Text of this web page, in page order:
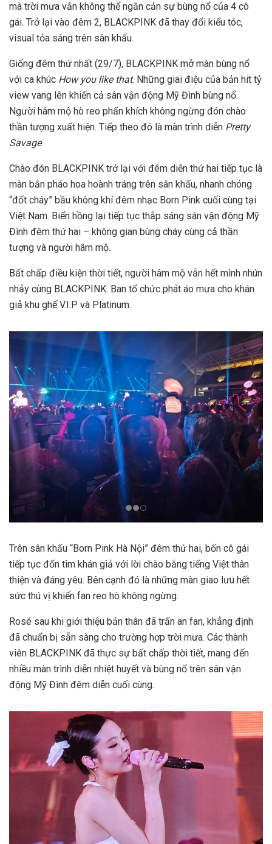
mà trời mưa vẫn không thể ngăn cản sự bùng nổ của 4 cô
gái. Trở lại vào đêm 2, BLACKPINK đã thay đổi kiểu tóc,
visual tỏa sáng trên sân khấu.
Giống đêm thứ nhất (29/7), BLACKPINK mở màn bùng nổ
với ca khúc How you like that. Những giai điệu của bản hit tỷ
view vang lên khiến cả sân vận động Mỹ Đình bùng nổ.
Người hâm mộ hò reo phấn khích không ngừng đón chào
thần tượng xuất hiện. Tiếp theo đó là màn trình diễn Pretty
Savage.
Chào đón BLACKPINK trở lại với đêm diễn thứ hai tiếp tục là
màn bắn pháo hoa hoành tráng trên sân khấu, nhanh chóng
“đốt cháy” bầu không khí đêm nhạc Born Pink cuối cùng tại
Việt Nam. Biển hồng lại tiếp tục thắp sáng sân vận động Mỹ
Đình đêm thứ hai – không gian bùng cháy cùng cả thần
tượng và người hâm mộ.
Bất chấp điều kiện thời tiết, người hâm mộ vẫn hết mình nhún
nhảy cùng BLACKPINK. Ban tổ chức phát áo mưa cho khán
giả khu ghế V.I.P và Platinum.
Trên sân khấu “Born Pink Hà Nội” đêm thứ hai, bốn cô gái
tiếp tục đốn tim khán giả với lời chào bằng tiếng Việt thân
thiện và đáng yêu. Bên cạnh đó là những màn giao lưu hết
sức thú vị khiến fan reo hò không ngừng.
Rosé sau khi giới thiệu bản thân đã trấn an fan, khẳng định
đã chuẩn bị sẵn sàng cho trường hợp trời mưa. Các thành
viên BLACKPINK đã thực sự bất chấp thời tiết, mang đến
nhiều màn trình diễn nhiệt huyết và bùng nổ trên sân vận
động Mỹ Đình đêm diễn cuối cùng.